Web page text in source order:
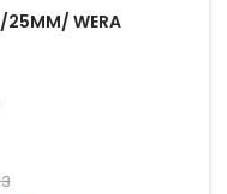
25MM/ WERA